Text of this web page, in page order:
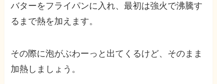
バターをフライパンに入れ、最初は強火で沸騰す
るまで熱を加えます。
その際に泡がぶわーっと出てくるけど、そのまま
加熱しましょう。